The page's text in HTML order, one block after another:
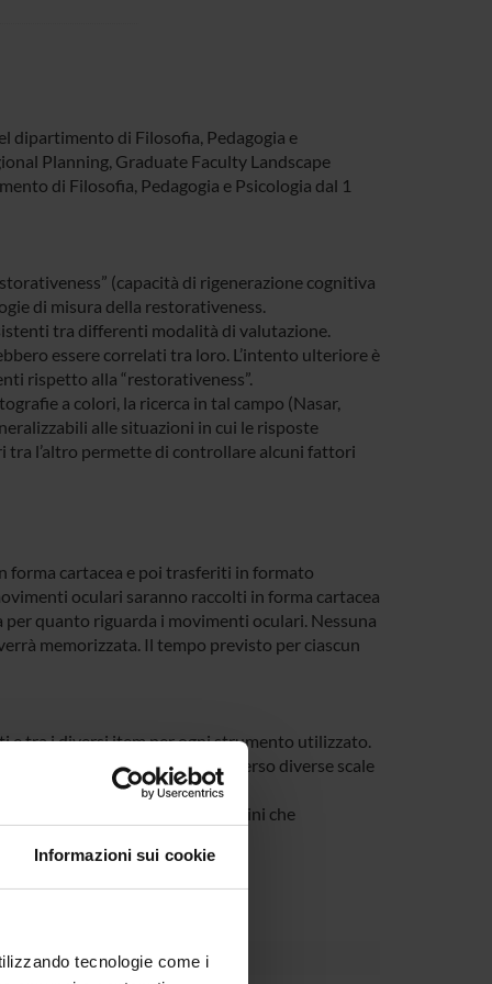
Informazioni sui cookie
tecnologie come i
dipartimento di Filosofia, Pedagogia e
Planning, Graduate Faculty Landscape
di Filosofia, Pedagogia e Psicologia dal 1
(capacità di rigenerazione cognitiva
di misura della restorativeness.
tra differenti modalità di valutazione.
essere correlati tra loro. L’intento ulteriore è
rispetto alla “restorativeness”.
a colori, la ricerca in tal campo (Nasar,
alle situazioni in cui le risposte
tra l’altro permette di controllare alcuni fattori
forma cartacea e poi trasferiti in formato
oculari saranno raccolti in forma cartacea
quanto riguarda i movimenti oculari. Nessuna
memorizzata. Il tempo previsto per ciascun
e tra i diversi item per ogni strumento utilizzato.
tra punteggi ottenuti attraverso diverse scale
risposte date a gruppi di immagini che
istruzione